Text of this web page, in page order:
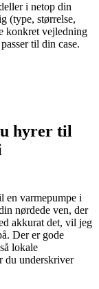
i netop din
(type, størrelse,
konkret vejledning
til din case.
hyrer til
en varmepumpe i
nørdede ven, der
akkurat det, vil jeg
Der er gode
lokale
du underskriver